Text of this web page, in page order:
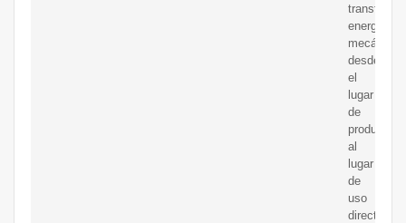
transferir
energía
mecánica
desde
el
lugar
de
producción
al
lugar
de
uso
directo.